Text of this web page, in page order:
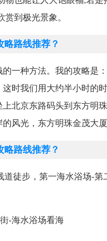
到极光景象。
略路线推荐？
一种方法。我的攻略是
时我们用大约半小时的
北京东路码头到东方明
风光，东方明珠金茂大
略路线推荐？
道徒步，第一海水浴场-第
-海水浴场看海